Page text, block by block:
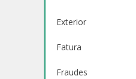
Exterior
Fatura
Fraudes